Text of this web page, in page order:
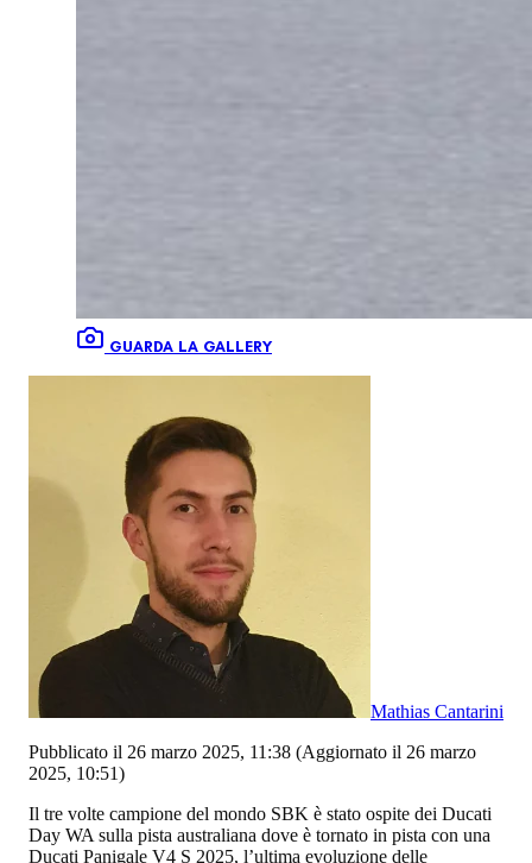
GUARDA LA GALLERY
Mathias Cantarini
Pubblicato il 26 marzo 2025, 11:38 (Aggiornato il 26 marzo
2025, 10:51)
Il tre volte campione del mondo SBK è stato ospite dei Ducati
Day WA sulla pista australiana dove è tornato in pista con una
Ducati Panigale V4 S 2025, l’ultima evoluzione delle